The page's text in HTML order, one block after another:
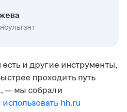
и другие инструменты,
проходить путь
— мы собрали
использовать hh.ru